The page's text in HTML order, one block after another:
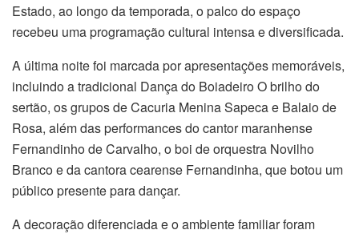
Estado, ao longo da temporada, o palco do espaço
recebeu uma programação cultural intensa e diversificada.
A última noite foi marcada por apresentações memoráveis,
incluindo a tradicional Dança do Boiadeiro O brilho do
sertão, os grupos de Cacuria Menina Sapeca e Balaio de
Rosa, além das performances do cantor maranhense
Fernandinho de Carvalho, o boi de orquestra Novilho
Branco e da cantora cearense Fernandinha, que botou um
público presente para dançar.
A decoração diferenciada e o ambiente familiar foram